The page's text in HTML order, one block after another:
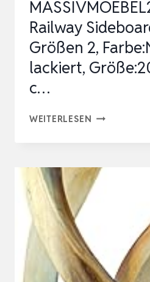
STREBEN…
Railway
Größen 2,
lackiert,
c…
WEITERLESEN
SIDEBOARD
MANGO
ARBE:NATUR L
ACKIERT, G